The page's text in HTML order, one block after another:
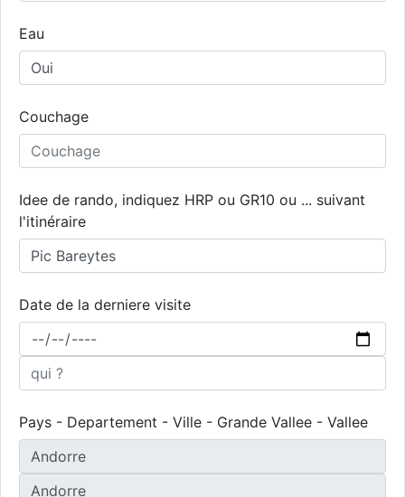
Eau
Couchage
Idee de rando, indiquez HRP ou GR10 ou ... suivant
l'itinéraire
Date de la derniere visite
Pays - Departement - Ville - Grande Vallee - Vallee